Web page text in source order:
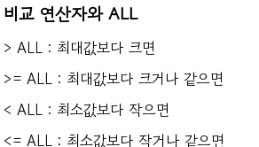
비교 연산자와 ALL
> ALL : 최대값보다 크면
>= ALL : 최대값보다 크거나 같으면
< ALL : 최소값보다 작으면
<= ALL : 최소값보다 작거나 같으면